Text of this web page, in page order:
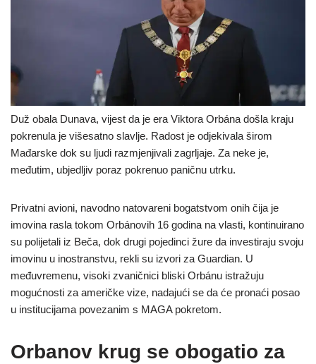
Duž obala Dunava, vijest da je era Viktora Orbána došla kraju
pokrenula je višesatno slavlje. Radost je odjekivala širom
Mađarske dok su ljudi razmjenjivali zagrljaje. Za neke je,
međutim, ubjedljiv poraz pokrenuo paničnu utrku.
Privatni avioni, navodno natovareni bogatstvom onih čija je
imovina rasla tokom Orbánovih 16 godina na vlasti, kontinuirano
su polijetali iz Beča, dok drugi pojedinci žure da investiraju svoju
imovinu u inostranstvu, rekli su izvori za Guardian. U
međuvremenu, visoki zvaničnici bliski Orbánu istražuju
mogućnosti za američke vize, nadajući se da će pronaći posao
u institucijama povezanim s MAGA pokretom.
Orbanov krug se obogatio za